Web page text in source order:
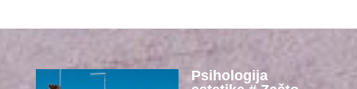
Psihologija